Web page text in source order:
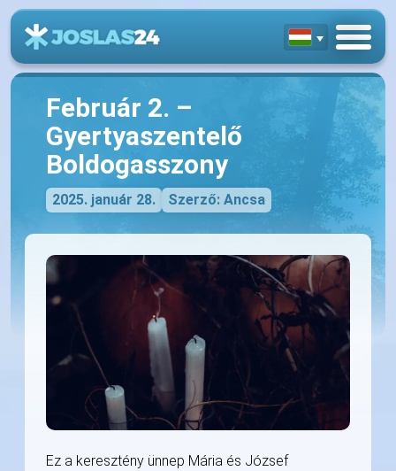
Február 2. –
Gyertyaszentelő
Boldogasszony
2025. január 28. Szerző: Ancsa
Ez a keresztény ünnep Mária és József